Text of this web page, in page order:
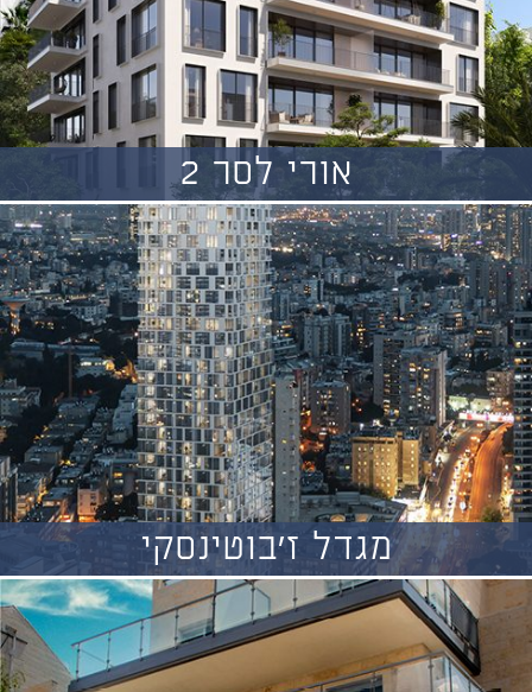
אורי לסר 2
מגדל ז'בוטינסקי